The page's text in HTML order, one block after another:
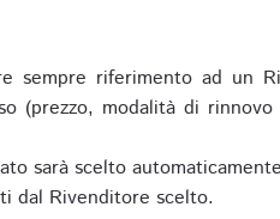
sempre riferimento ad un
(prezzo, modalità di
sarà scelto automaticamente
dal Rivenditore scelto.